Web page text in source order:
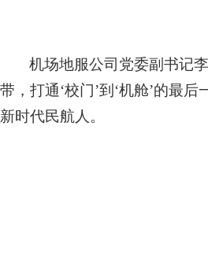
机场地服公司党委副书记
带，打通‘校门’到‘机舱’的最
新时代民航人。